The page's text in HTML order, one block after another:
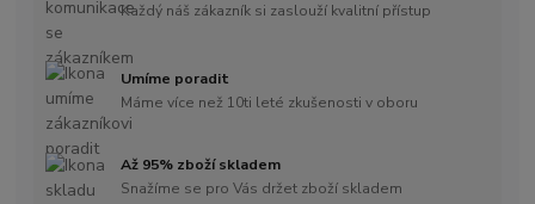
Každý náš zákazník si zaslouží kvalitní přístup
Umíme poradit
Máme více než 10ti leté zkušenosti v oboru
Až 95% zboží skladem
Snažíme se pro Vás držet zboží skladem